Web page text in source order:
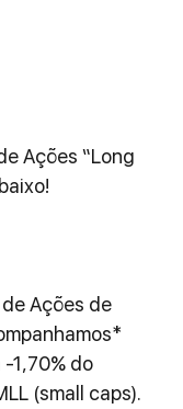
Ações “Long
Ações de
1,70% do
(small caps).